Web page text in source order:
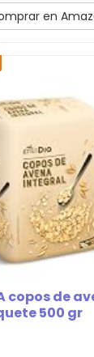
en
copos de
500 gr